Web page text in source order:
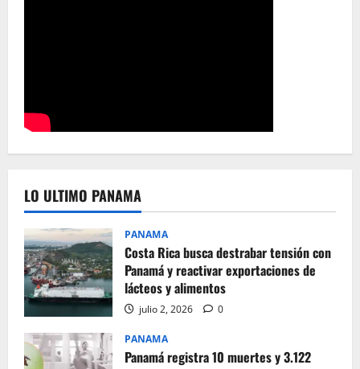
LO ULTIMO PANAMA
PANAMA
Costa Rica busca destrabar tensión con
Panamá y reactivar exportaciones de
lácteos y alimentos
julio 2, 2026 0
PANAMA
Panamá registra 10 muertes y 3.122